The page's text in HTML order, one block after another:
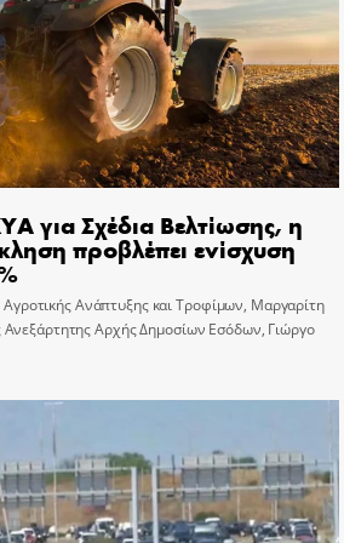
για Σχέδια Βελτίωσης, η
προβλέπει ενίσχυση
Ανάπτυξης και Τροφίμων, Μαργαρίτη
Ανεξάρτητης Αρχής Δημοσίων Εσόδων, Γιώργο